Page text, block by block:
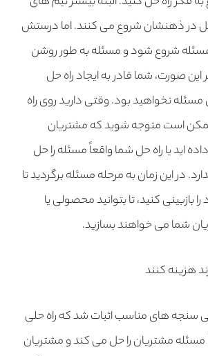
حل در ذهنشان شروع می کنند. اما درستش
شروع شود و مسئله به طور روشن
صورت، شما قادر به ایجاد راه حل
نخواهید بود. وقتی دارید روی راه
است متوجه شوید که مشتریان
اید یا راه حل شما واقعاً مسئله را حل
در این زمان به مرحله مسئله برگردید تا
بازبینی کنید، تا بتوانید محصولی یا
شما می خواهند بسازید.
هزینه کنند
سنجه های مناسب اثبات شد که راه حلی
مسئله مشتریان را حل می کند و مشتریان